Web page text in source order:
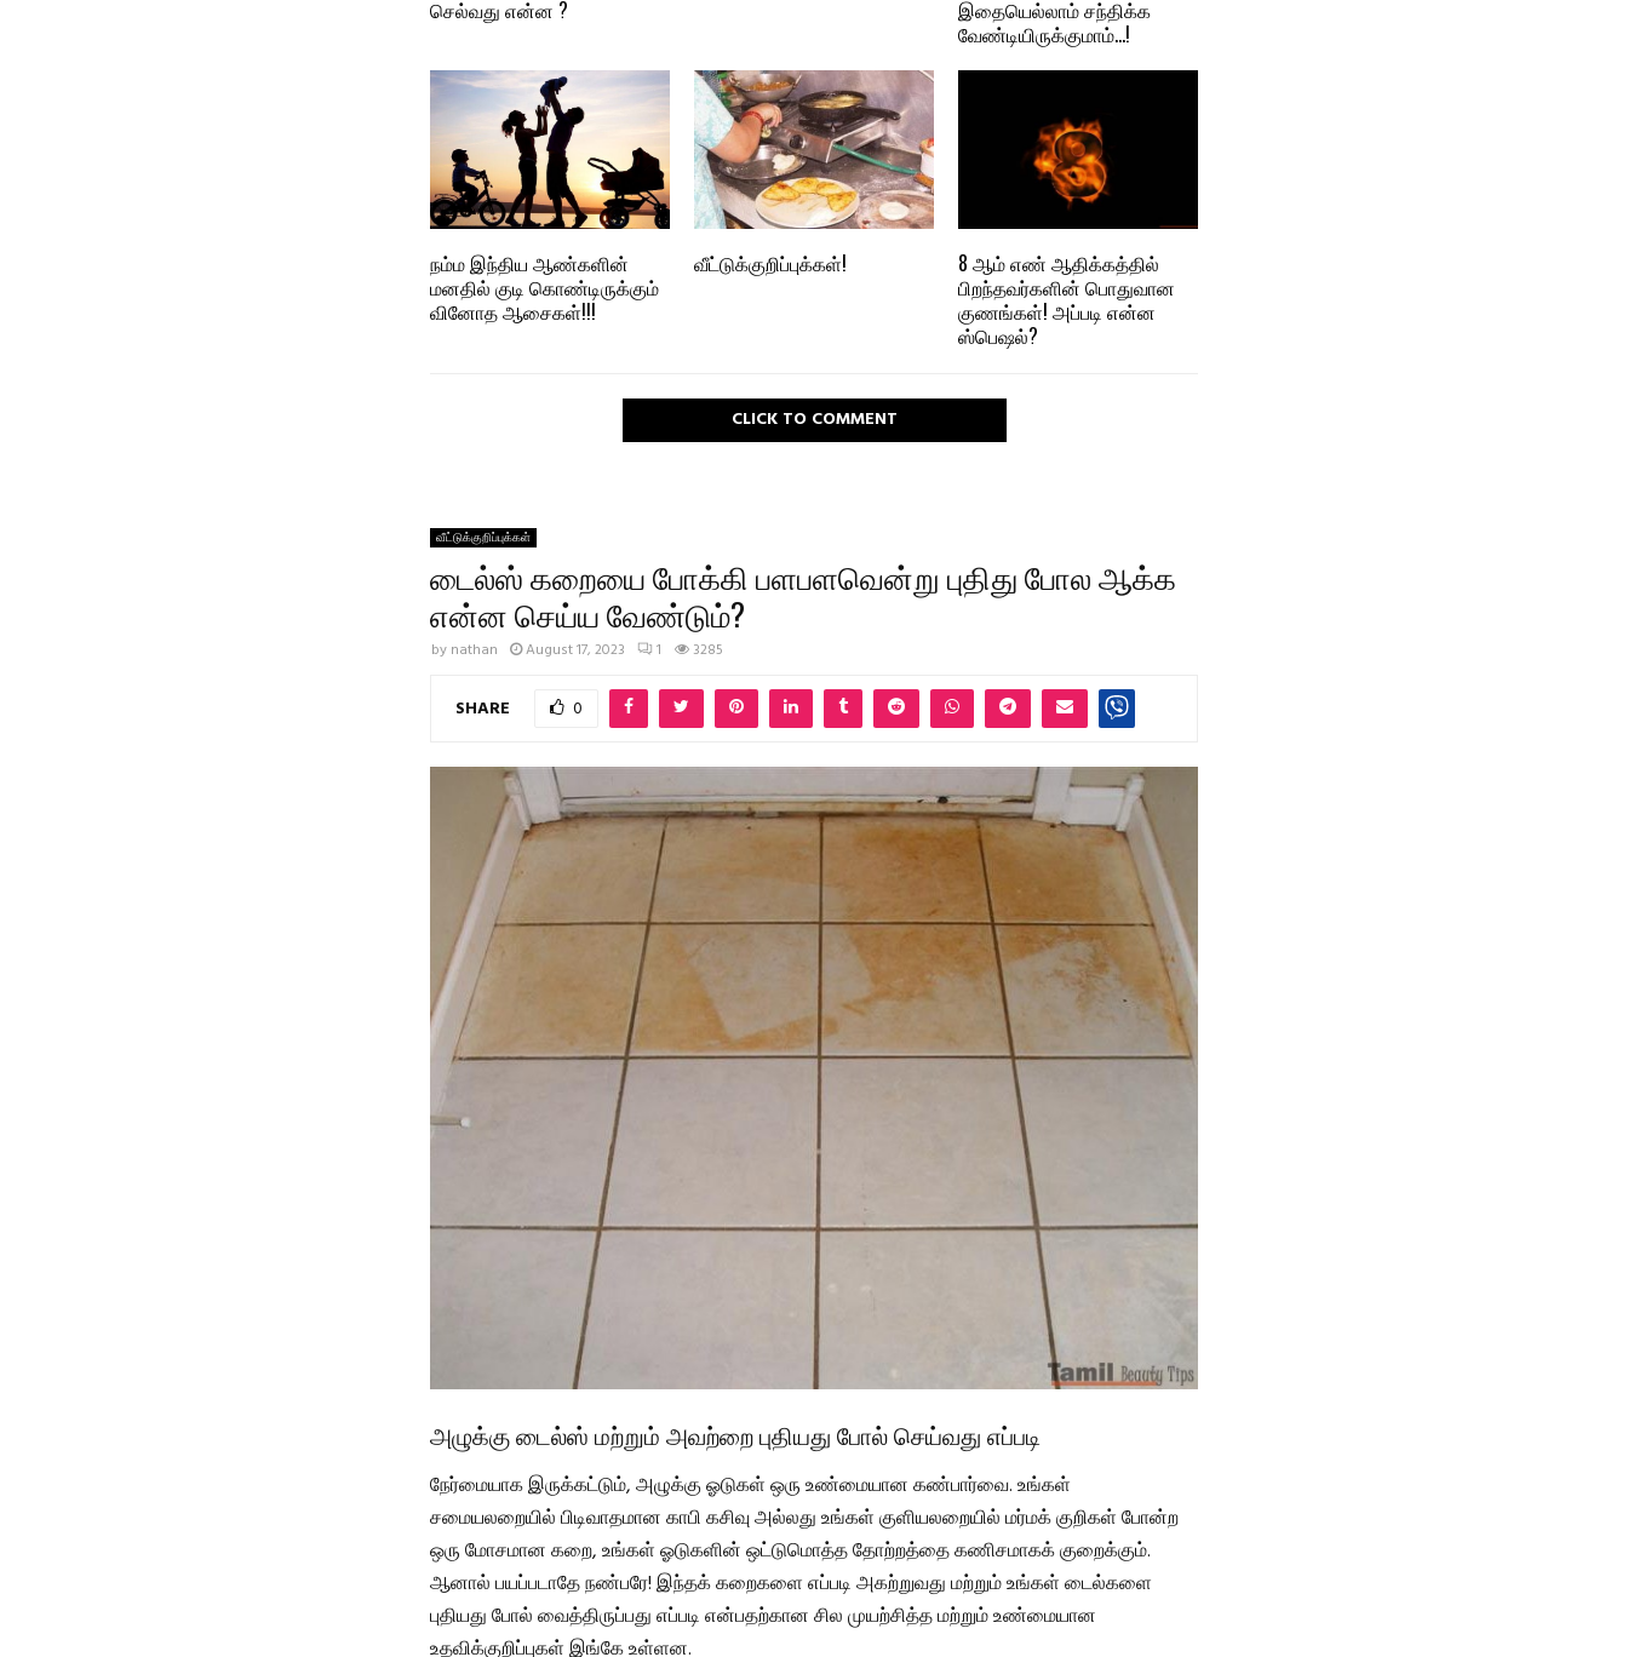
செல்வது என்ன ?
இதையெல்லாம் சந்திக்க
வேண்டியிருக்குமாம்…!
நம்ம இந்திய ஆண்களின்
மனதில் குடி கொண்டிருக்கும்
வினோத ஆசைகள்!!!
வீட்டுக்குறிப்புக்கள்!
8 ஆம் எண் ஆதிக்கத்தில்
பிறந்தவர்களின் பொதுவான
குணங்கள்! அப்படி என்ன
ஸ்பெஷல்?
CLICK TO COMMENT
வீட்டுக்குறிப்புக்கள்
டைல்ஸ் கறையை போக்கி பளபளவென்று புதிது போல ஆக்க
என்ன செய்ய வேண்டும்?
by nathan August 17, 2023 1 3285
SHARE 0
அழுக்கு டைல்ஸ் மற்றும் அவற்றை புதியது போல் செய்வது எப்படி
நேர்மையாக இருக்கட்டும், அழுக்கு ஓடுகள் ஒரு உண்மையான கண்பார்வை. உங்கள்
சமையலறையில் பிடிவாதமான காபி கசிவு அல்லது உங்கள் குளியலறையில் மர்மக் குறிகள் போன்ற
ஒரு மோசமான கறை, உங்கள் ஓடுகளின் ஒட்டுமொத்த தோற்றத்தை கணிசமாகக் குறைக்கும்.
ஆனால் பயப்படாதே நண்பரே! இந்தக் கறைகளை எப்படி அகற்றுவது மற்றும் உங்கள் டைல்களை
புதியது போல் வைத்திருப்பது எப்படி என்பதற்கான சில முயற்சித்த மற்றும் உண்மையான
உதவிக்குறிப்புகள் இங்கே உள்ளன.